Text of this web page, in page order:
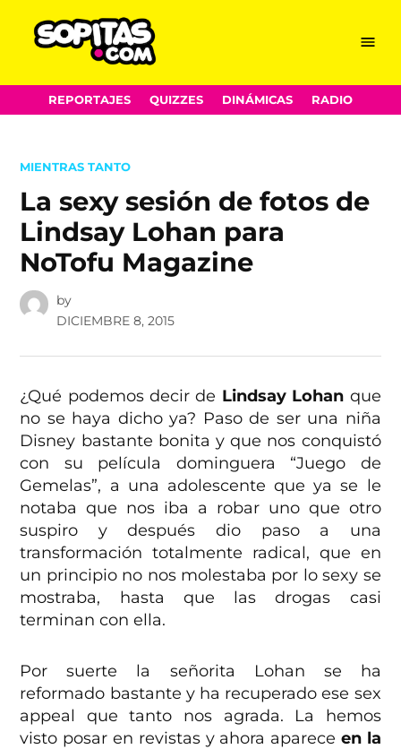
Skip
to
Menu
REPORTAJES QUIZZES DINÁMICAS RADIO
POSTED
MIENTRAS TANTO
La sexy sesión de fotos de
Lindsay Lohan para
NoTofu Magazine
by
DICIEMBRE 8, 2015
¿Qué podemos decir de Lindsay Lohan que
no se haya dicho ya? Paso de ser una niña
Disney bastante bonita y que nos conquistó
con su película dominguera “Juego de
Gemelas”, a una adolescente que ya se le
notaba que nos iba a robar uno que otro
suspiro y después dio paso a una
transformación totalmente radical, que en
un principio no nos molestaba por lo sexy se
mostraba, hasta que las drogas casi
terminan con ella.
Por suerte la señorita Lohan se ha
reformado bastante y ha recuperado ese sex
appeal que tanto nos agrada. La hemos
visto posar en revistas y ahora aparece en la